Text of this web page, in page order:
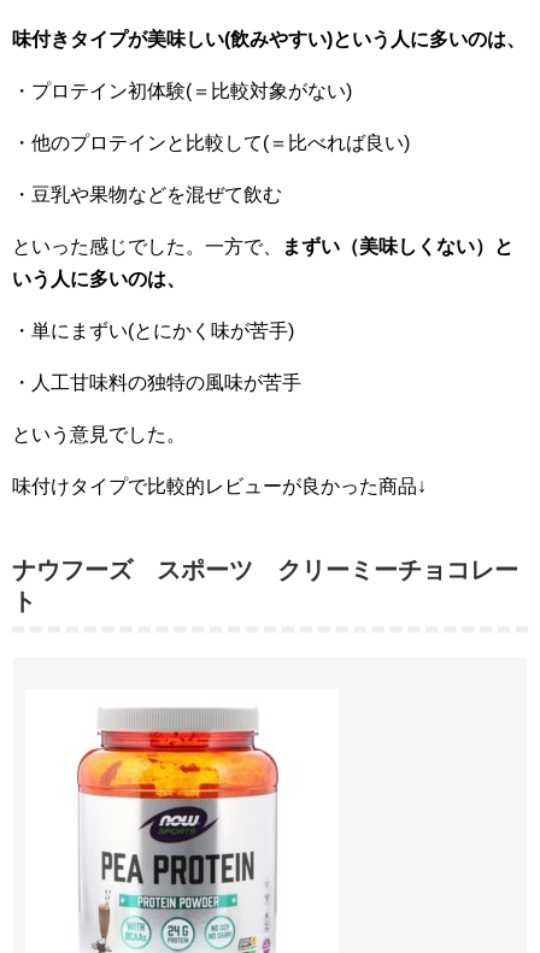
味付きタイプが美味しい(飲みやすい)という人に多いのは、
・プロテイン初体験(＝比較対象がない)
・他のプロテインと比較して(＝比べれば良い)
・豆乳や果物などを混ぜて飲む
といった感じでした。一方で、
まずい（美味しくない）と
いう人に多いのは、
・単にまずい(とにかく味が苦手)
・人工甘味料の独特の風味が苦手
という意見でした。
味付けタイプで比較的レビューが良かった商品↓
ナウフーズ スポーツ クリーミーチョコレー
ト